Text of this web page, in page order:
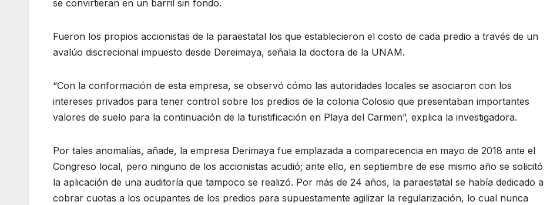
se convirtieran en un barril sin fondo.
Fueron los propios accionistas de la paraestatal los que establecieron el costo de cada predio a través de un
avalúo discrecional impuesto desde Dereimaya, señala la doctora de la UNAM.
“Con la conformación de esta empresa, se observó cómo las autoridades locales se asociaron con los
intereses privados para tener control sobre los predios de la colonia Colosio que presentaban importantes
valores de suelo para la continuación de la turistificación en Playa del Carmen”, explica la investigadora.
Por tales anomalías, añade, la empresa Derimaya fue emplazada a comparecencia en mayo de 2018 ante el
Congreso local, pero ninguno de los accionistas acudió; ante ello, en septiembre de ese mismo año se solicitó
la aplicación de una auditoría que tampoco se realizó. Por más de 24 años, la paraestatal se había dedicado a
cobrar cuotas a los ocupantes de los predios para supuestamente agilizar la regularización, lo cual nunca